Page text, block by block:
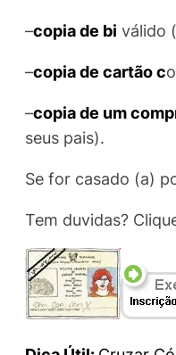
–copia de bi válido
–copia de cartão c
–copia de um
seus pais).
Se for casado (a)
Tem duvidas?